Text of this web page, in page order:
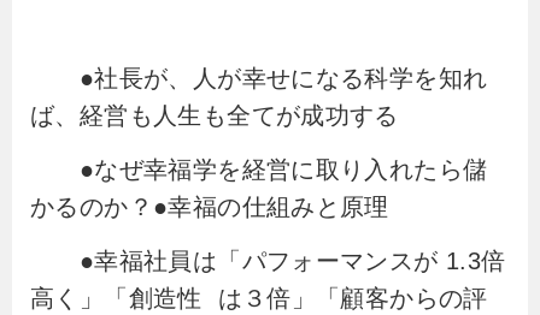
●社長が、人が幸せになる科学を知れ
ば、経営も人生も全てが成功する
●なぜ幸福学を経営に取り入れたら儲
かるのか？●幸福の仕組みと原理
●幸福社員は「パフォーマンスが 1.3倍
高く」「創造性 は３倍」「顧客からの評